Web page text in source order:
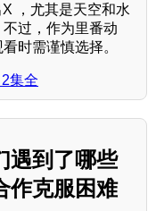
，尤其是天空和水
过，作为里番动
时需谨慎选择。
集全
遇到了哪些
作克服困难